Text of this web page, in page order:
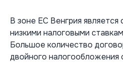
В зоне ЕС Венгрия является
низкими налоговыми
Большое количество
двойного налогообложения